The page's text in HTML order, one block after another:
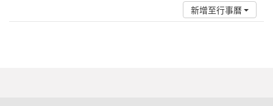
新增至行事曆